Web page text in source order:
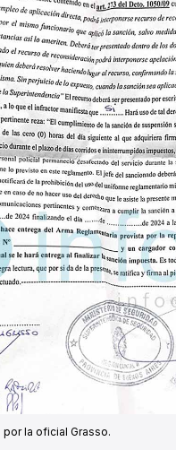
la oficial Grasso.